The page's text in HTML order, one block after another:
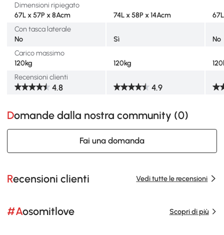
Dimensioni ripiegato
67L x 57P x 8Acm
74L x 58P x 14Acm
Con tasca laterale
No
Sì
No
Carico massimo
120kg
120kg
Recensioni clienti
4.8 4.9
Domande dalla nostra community (0)
Fai una domanda
Recensioni clienti Vedi tutte le recensioni
#Aosomitlove Scopri di più